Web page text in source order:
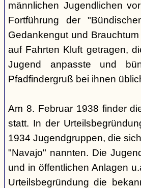
männlichen Jugendlichen
Fortführung der
Gedankengut und
auf Fahrten Kluft getragen,
Jugend anpasste und
Pfadfindergruß bei ihnen
Am 8. Februar 1938 finder
statt. In der
1934 Jugendgruppen, die
"Navajo" nannten. Die
und in öffentlichen Anlagen
Urteilsbegründung die